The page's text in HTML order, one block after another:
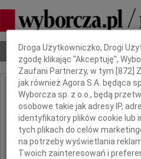
Nekrologi Odeszli Poradnik
IMIĘ I NAZWISKO:
REGION: Bydgoszcz
DATA EMISJI: 12.04.2011
Dbamy o Twoją prywatność
Droga Użytkowniczko, Drogi
zgodę klikając "Akceptuję",
Zaufani Partnerzy, w tym [872 ]
jak również Agora S.A. będąca
Wyborcza sp. z o.o., będą
osobowe takie jak adresy IP,
identyfikatory plików cookie lub
tych plikach do celów
na potrzeby wyświetlania
Twoich zainteresowań i